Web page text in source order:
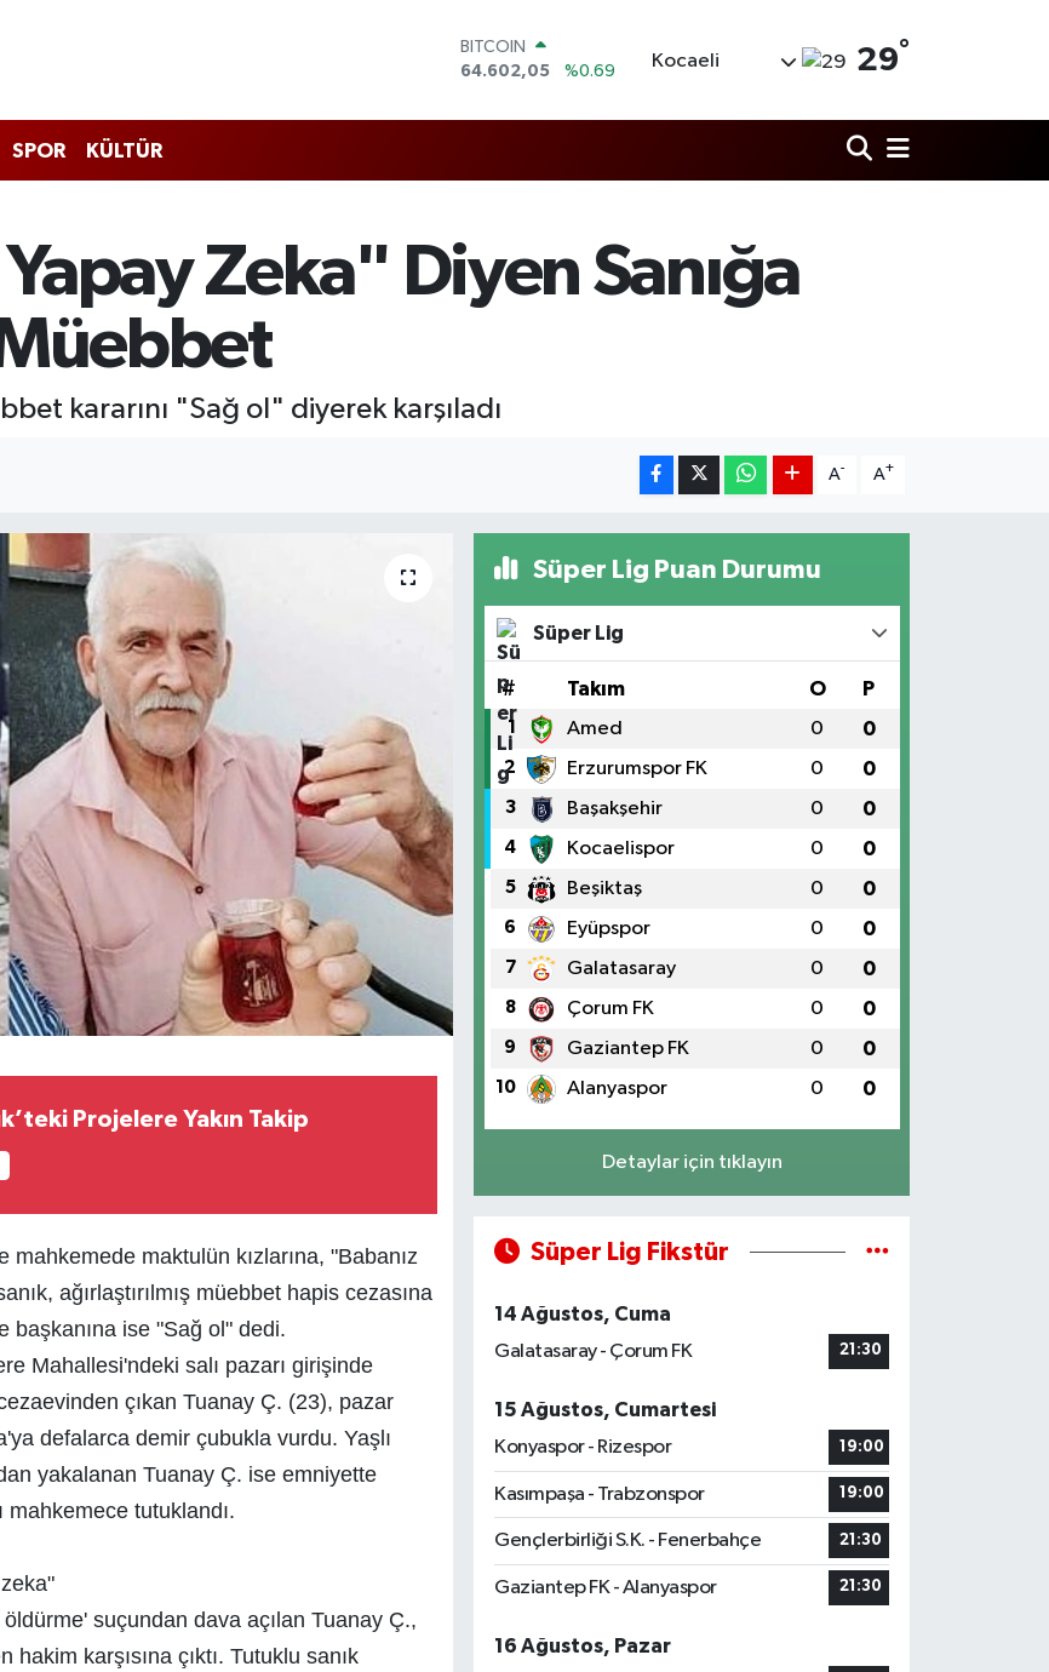
DOLAR
47,6006
%0.06
55,0250
%0.02
BİST100
13.768
%48
Kocaeli 29°
SPOR KÜLTÜR
Zeka" Diyen Sanığa
Müebbet
kararını "Sağ ol" diyerek karşıladı
A- A+
Projelere Yakın Takip
mahkemede maktulün kızlarına, "Babanız
ağırlaştırılmış müebbet hapis cezasına
başkanına ise "Sağ ol" dedi.
Mahallesi'ndeki salı pazarı girişinde
çıkan Tuanay Ç. (23), pazar
defalarca demir çubukla vurdu. Yaşlı
yakalanan Tuanay Ç. ise emniyette
mahkemece tutuklandı.
suçundan dava açılan Tuanay Ç.,
karşısına çıktı. Tutuklu sanık
Süper Lig Puan Durumu
Süper Lig
# Takım O P
1 Amed 0 0
2 Erzurumspor FK 0 0
3 Başakşehir 0 0
4 Kocaelispor 0 0
5 Beşiktaş 0 0
6 Eyüpspor 0 0
7 Galatasaray 0 0
8 Çorum FK 0 0
9 Gaziantep FK 0 0
10 Alanyaspor 0 0
Detaylar için tıklayın
Süper Lig Fikstür
14 Ağustos, Cuma
Galatasaray - Çorum FK
21:30
15 Ağustos, Cumartesi
Konyaspor - Rizespor
19:00
Kasımpaşa - Trabzonspor 19:00
Gençlerbirliği S.K. - Fenerbahçe 21:30
Gaziantep FK - Alanyaspor 21:30
16 Ağustos, Pazar